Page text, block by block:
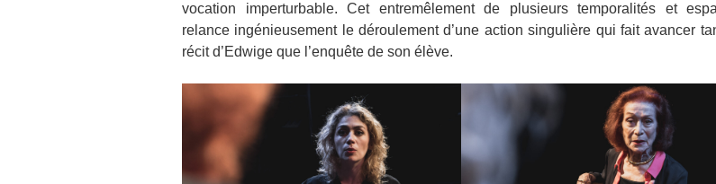
vocation imperturbable. Cet entremêlement de plusieurs temporalités et
relance ingénieusement le déroulement d’une action singulière qui fait avancer
récit d’Edwige que l’enquête de son élève.